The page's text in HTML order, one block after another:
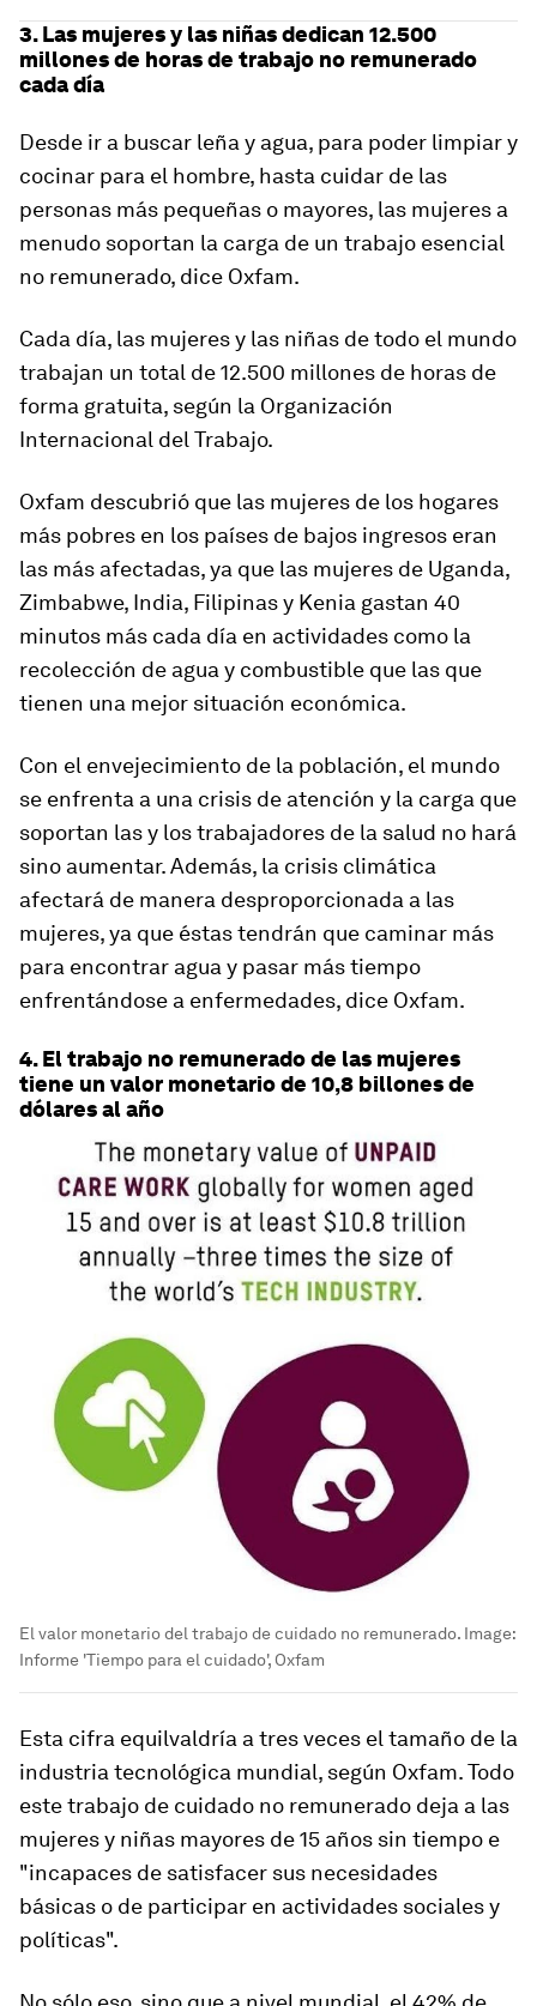
3. Las mujeres y las niñas dedican 12.500
millones de horas de trabajo no remunerado
cada día
Desde ir a buscar leña y agua, para poder limpiar y
cocinar para el hombre, hasta cuidar de las
personas más pequeñas o mayores, las mujeres a
menudo soportan la carga de un trabajo esencial
no remunerado, dice Oxfam.
Cada día, las mujeres y las niñas de todo el mundo
trabajan un total de 12.500 millones de horas de
forma gratuita, según la Organización
Internacional del Trabajo.
Oxfam descubrió que las mujeres de los hogares
más pobres en los países de bajos ingresos eran
las más afectadas, ya que las mujeres de Uganda,
Zimbabwe, India, Filipinas y Kenia gastan 40
minutos más cada día en actividades como la
recolección de agua y combustible que las que
tienen una mejor situación económica.
Con el envejecimiento de la población, el mundo
se enfrenta a una crisis de atención y la carga que
soportan las y los trabajadores de la salud no hará
sino aumentar. Además, la crisis climática
afectará de manera desproporcionada a las
mujeres, ya que éstas tendrán que caminar más
para encontrar agua y pasar más tiempo
enfrentándose a enfermedades, dice Oxfam.
4. El trabajo no remunerado de las mujeres
tiene un valor monetario de 10,8 billones de
dólares al año
El valor monetario del trabajo de cuidado no remunerado. Image:
Informe 'Tiempo para el cuidado', Oxfam
Esta cifra equilvaldría a tres veces el tamaño de la
industria tecnológica mundial, según Oxfam. Todo
este trabajo de cuidado no remunerado deja a las
mujeres y niñas mayores de 15 años sin tiempo e
"incapaces de satisfacer sus necesidades
básicas o de participar en actividades sociales y
políticas".